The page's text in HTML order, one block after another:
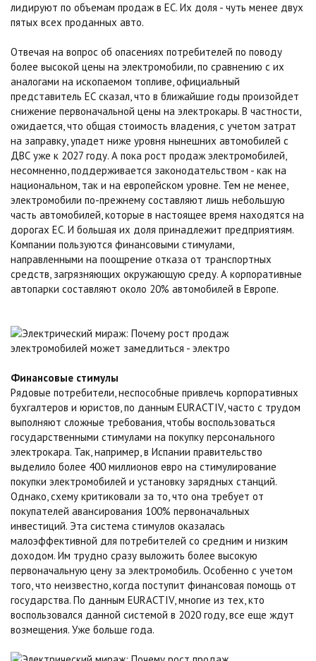
лидируют по объемам продаж в ЕС. Их доля - чуть менее двух
пятых всех проданных авто.
Отвечая на вопрос об опасениях потребителей по поводу
более высокой цены на электромобили, по сравнению с их
аналогами на ископаемом топливе, официальный
представитель ЕС сказал, что в ближайшие годы произойдет
снижение первоначальной цены на электрокары. В частности,
ожидается, что общая стоимость владения, с учетом затрат
на заправку, упадет ниже уровня нынешних автомобилей с
ДВС уже к 2027 году. А пока рост продаж электромобилей,
несомненно, поддерживается законодательством - как на
национальном, так и на европейском уровне. Тем не менее,
электромобили по-прежнему составляют лишь небольшую
часть автомобилей, которые в настоящее время находятся на
дорогах ЕС. И большая их доля принадлежит предприятиям.
Компании пользуются финансовыми стимулами,
направленными на поощрение отказа от транспортных
средств, загрязняющих окружающую среду. А корпоративные
автопарки составляют около 20% автомобилей в Европе.
Финансовые стимулы
Рядовые потребители, неспособные привлечь корпоративных
бухгалтеров и юристов, по данным EURACTIV, часто с трудом
выполняют сложные требования, чтобы воспользоваться
государственными стимулами на покупку персонального
электрокара. Так, например, в Испании правительство
выделило более 400 миллионов евро на стимулирование
покупки электромобилей и установку зарядных станций.
Однако, схему критиковали за то, что она требует от
покупателей авансирования 100% первоначальных
инвестиций. Эта система стимулов оказалась
малоэффективной для потребителей со средним и низким
доходом. Им трудно сразу выложить более высокую
первоначальную цену за электромобиль. Особенно с учетом
того, что неизвестно, когда поступит финансовая помощь от
государства. По данным EURACTIV, многие из тех, кто
воспользовался данной системой в 2020 году, все еще ждут
возмещения. Уже больше года.